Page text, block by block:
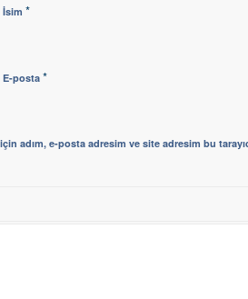
İsim*
E-posta*
adım, e-posta adresim ve site adresim bu